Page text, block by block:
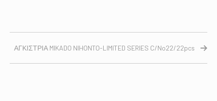
ΑΓΚΙΣΤΡΙΑ MIKADO NIHONTO-LIMITED SERIES C/No22/22pcs